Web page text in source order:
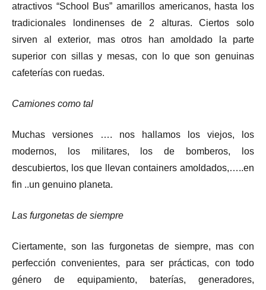
atractivos “School Bus” amarillos americanos, hasta los
tradicionales londinenses de 2 alturas. Ciertos solo
sirven al exterior, mas otros han amoldado la parte
superior con sillas y mesas, con lo que son genuinas
cafeterías con ruedas.
Camiones como tal
Muchas versiones …. nos hallamos los viejos, los
modernos, los militares, los de bomberos, los
descubiertos, los que llevan containers amoldados,…..en
fin ..un genuino planeta.
Las furgonetas de siempre
Ciertamente, son las furgonetas de siempre, mas con
perfección convenientes, para ser prácticas, con todo
género de equipamiento, baterías, generadores,